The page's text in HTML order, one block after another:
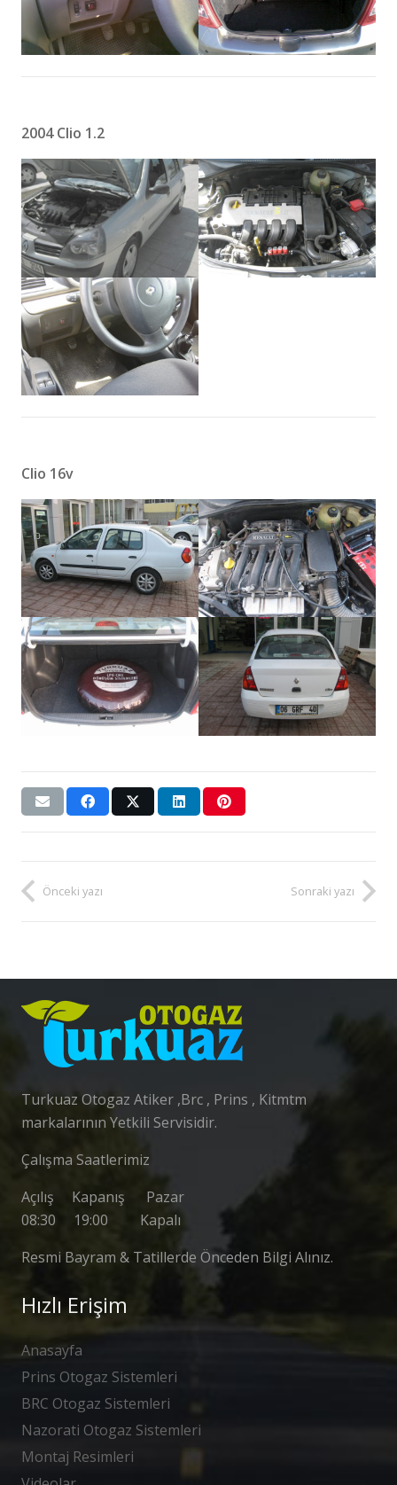
2004 Clio 1.2
Clio 16v
Önceki yazı Sonraki yazı
Turkuaz Otogaz Atiker ,Brc , Prins , Kitmtm
markalarının Yetkili Servisidir.
Çalışma Saatlerimiz
Açılış Kapanış Pazar
08:30 19:00 Kapalı
Resmi Bayram & Tatillerde Önceden Bilgi Alınız.
Hızlı Erişim
Anasayfa
Prins Otogaz Sistemleri
BRC Otogaz Sistemleri
Nazorati Otogaz Sistemleri
Montaj Resimleri